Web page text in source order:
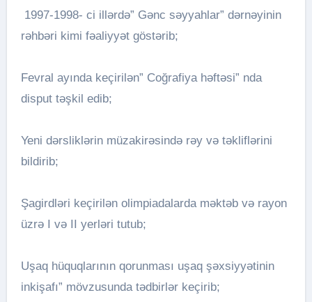
1997-1998- ci illərdə” Gənc səyyahlar” dərnəyinin
rəhbəri kimi fəaliyyət göstərib;
Fevral ayında keçirilən” Coğrafiya həftəsi” nda
disput təşkil edib;
Yeni dərsliklərin müzakirəsində rəy və təkliflərini
bildirib;
Şagirdləri keçirilən olimpiadalarda məktəb və rayon
üzrə I və II yerləri tutub;
Uşaq hüquqlarının qorunması uşaq şəxsiyyətinin
inkişafı” mövzusunda tədbirlər keçirib;